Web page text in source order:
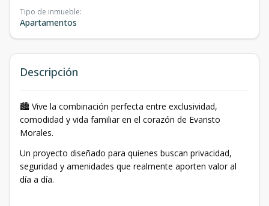
Tipo de inmueble:
Apartamentos
Descripción
🏙️ Vive la combinación perfecta entre exclusividad,
comodidad y vida familiar en el corazón de Evaristo
Morales.
Un proyecto diseñado para quienes buscan privacidad,
seguridad y amenidades que realmente aporten valor al
día a día.